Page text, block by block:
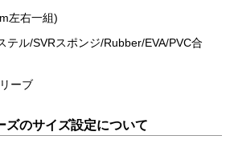
左右一組)
テル/SVRスポンジ/Rubber/EVA/PVC合
ーブ
ズのサイズ設定について